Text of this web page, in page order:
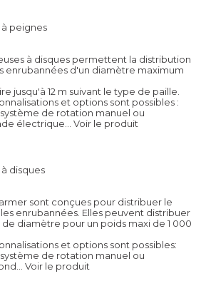
peignes
à disques permettent la distribution
enrubannées d'un diamètre maximum
jusqu'à 12 m suivant le type de paille.
et options sont possibles :
de rotation manuel ou
électrique... Voir le produit
disques
sont conçues pour distribuer le
enrubannées. Elles peuvent distribuer
de diamètre pour un poids maxi de 1 000
et options sont possibles:
de rotation manuel ou
Voir le produit